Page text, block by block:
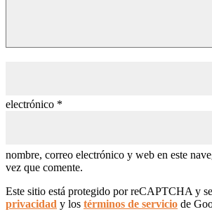
electrónico *
nombre, correo electrónico y web en este
vez que comente.
Este sitio está protegido por reCAPTCHA y
privacidad y los términos de servicio de